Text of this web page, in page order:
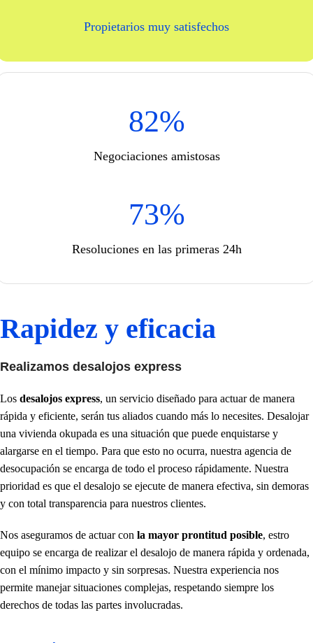
Rapidez y eficacia
Realizamos desalojos express
Los desalojos express, un servicio diseñado para actuar de manera
rápida y eficiente, serán tus aliados cuando más lo necesites. Desalojar
una vivienda okupada es una situación que puede enquistarse y
alargarse en el tiempo. Para que esto no ocurra, nuestra agencia de
desocupación se encarga de todo el proceso rápidamente. Nuestra
prioridad es que el desalojo se ejecute de manera efectiva, sin demoras
y con total transparencia para nuestros clientes.
Nos aseguramos de actuar con la mayor prontitud posible, estro
equipo se encarga de realizar el desalojo de manera rápida y ordenada,
con el mínimo impacto y sin sorpresas. Nuestra experiencia nos
permite manejar situaciones complejas, respetando siempre los
derechos de todas las partes involucradas.
Propietarios muy satisfechos
83%
Negociaciones amistosas
74%
Resoluciones en las primeras 24h